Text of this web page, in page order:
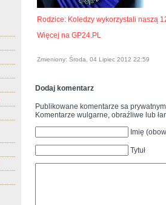
Rodzice: Koledzy wykorzystali naszą
Więcej na GP24.PL
Zmieniony: Środa, 04 Lipiec 2012 22:59
Dodaj komentarz
Publikowane komentarze sa
Komentarze wulgarne, obraźliwe lub
Imię
Tytuł